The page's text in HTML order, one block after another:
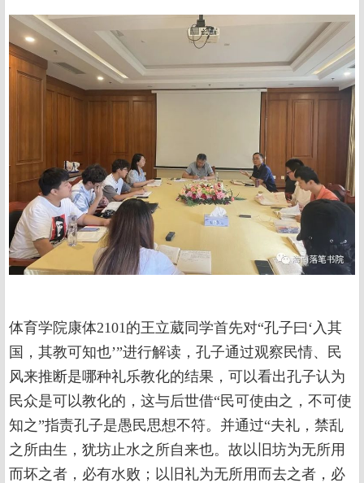
体育学院康体2101的王立葳同学首先对“孔子曰‘入其
国，其教可知也’”进行解读，孔子通过观察民情、民
风来推断是哪种礼乐教化的结果，可以看出孔子认为
民众是可以教化的，这与后世借“民可使由之，不可使
知之”指责孔子是愚民思想不符。并通过“夫礼，禁乱
之所由生，犹坊止水之所自来也。故以旧坊为无所用
而坏之者，必有水败；以旧礼为无所用而去之者，必